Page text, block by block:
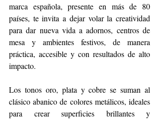
marca española, presente en más de 80
países, te invita a dejar volar la creatividad
para dar nueva vida a adornos, centros de
mesa y ambientes festivos, de manera
práctica, accesible y con resultados de alto
impacto.
Los tonos oro, plata y cobre se suman al
clásico abanico de colores metálicos, ideales
para crear superficies brillantes y